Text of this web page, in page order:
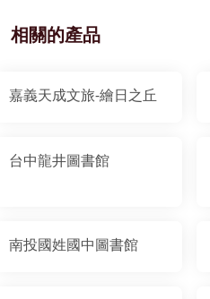
相關的產品
嘉義天成文旅-繪日之丘
台中龍井圖書館
南投國姓國中圖書館